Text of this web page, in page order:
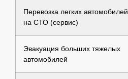
Перевозка легких автомобилей
на СТО (сервис)
Эвакуация больших тяжелых
автомобилей